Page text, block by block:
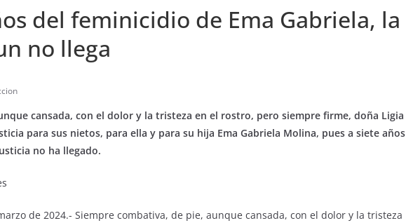
del feminicidio de Ema Gabriela, la
no llega
cansada, con el dolor y la tristeza en el rostro, pero siempre firme, doña Ligia
para sus nietos, para ella y para su hija Ema Gabriela Molina, pues a siete años
no ha llegado.
de 2024.- Siempre combativa, de pie, aunque cansada, con el dolor y la tristeza